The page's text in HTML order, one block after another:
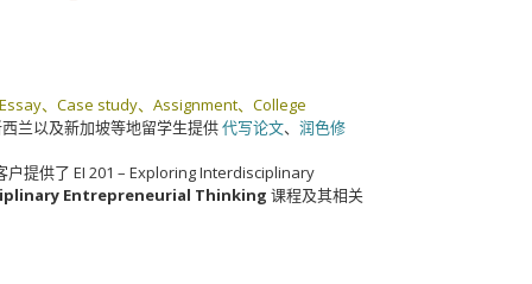
Essay、Case study、Assignment、College
兰以及新加坡等地留学生提供代写论文、 润色修
提供了 EI 201 – Exploring Interdisciplinary
Entrepreneurial Thinking 课程及其相关